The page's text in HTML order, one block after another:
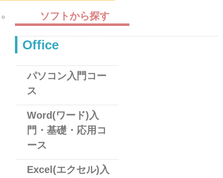
ソフトから探す
Office
パソコン入門コー
ス
Word(ワード)入
門・基礎・応用コ
ース
Excel(エクセル)入